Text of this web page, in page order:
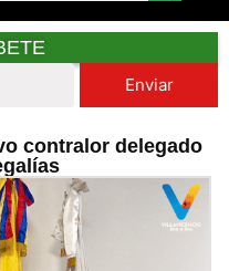
Enviar
contralor delegado